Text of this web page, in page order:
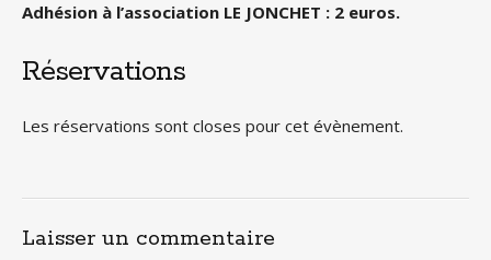
Adhésion à l’association LE JONCHET : 2 euros.
Réservations
Les réservations sont closes pour cet évènement.
Laisser un commentaire